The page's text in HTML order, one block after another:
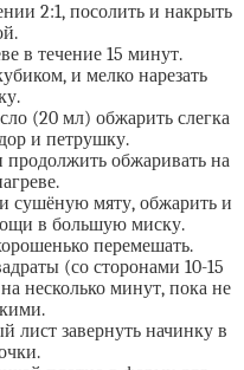
2:1, посолить и накрыть
в течение 15 минут.
и мелко нарезать
(20 мл) обжарить слегка
и петрушку.
обжаривать на
сушёную мяту, обжарить и
в большую миску.
перемешать.
(со сторонами 10-15
несколько минут, пока не
завернуть начинку в